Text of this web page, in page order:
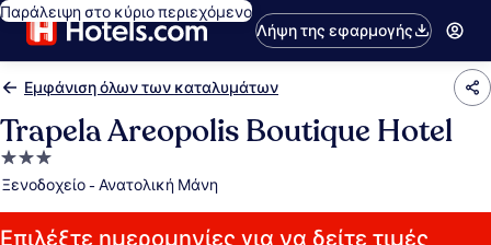
Παράλειψη στο κύριο περιεχόμενο
Λήψη της εφαρμογής
Εμφάνιση όλων των καταλυμάτων
Trapela Areopolis Boutique Hotel
Κατάλυμα
με
αστέρια
Ξενοδοχείο - Ανατολική Μάνη
Επιλέξτε ημερομηνίες για να δείτε τιμές